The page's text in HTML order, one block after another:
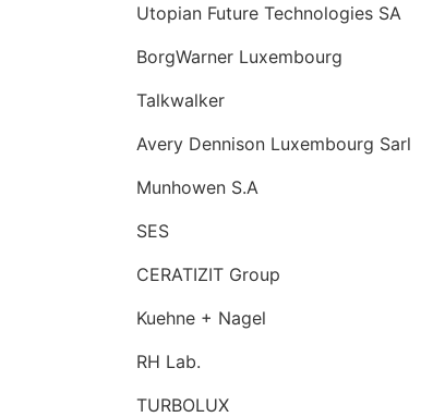
Utopian Future Technologies SA
BorgWarner Luxembourg
Talkwalker
Avery Dennison Luxembourg Sarl
Munhowen S.A
SES
CERATIZIT Group
Kuehne + Nagel
RH Lab.
TURBOLUX